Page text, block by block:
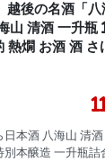
越後の名酒「
山 清酒 一升瓶
熱燗 お酒 酒 さ
日本酒 八海山
別本醸造 一升瓶